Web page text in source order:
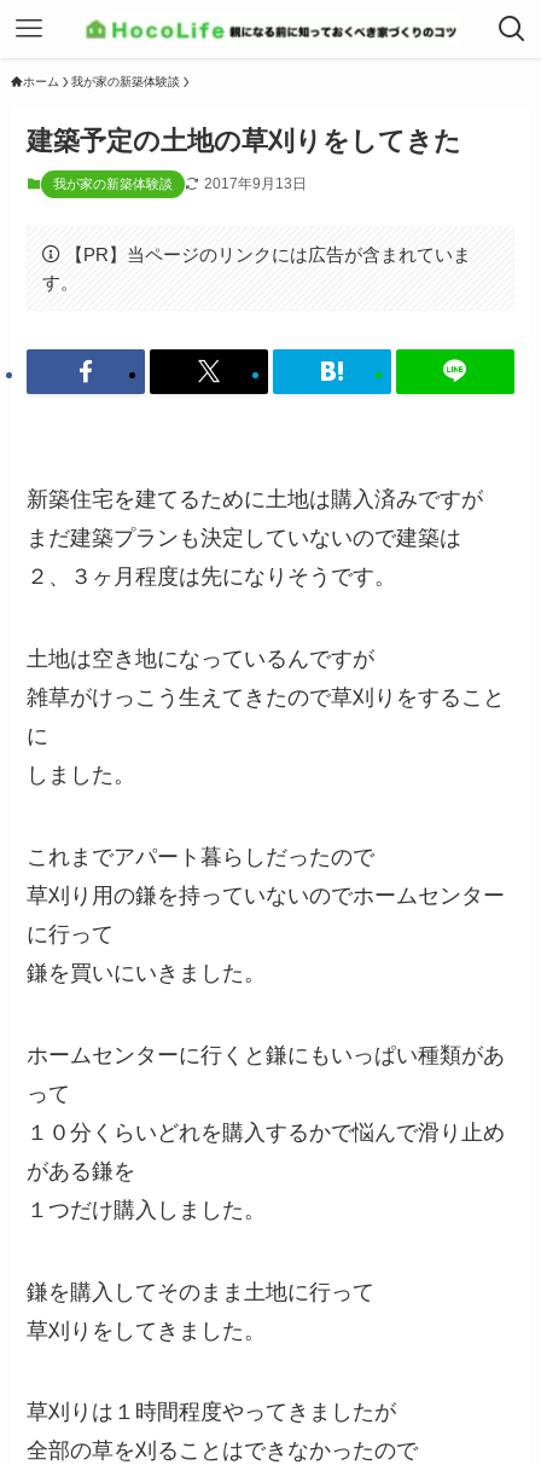
ホーム 我が家の新築体験談
建築予定の土地の草刈りをしてきた
我が家の新築体験談 2017年9月13日
【PR】当ページのリンクには広告が含まれていま
す。
新築住宅を建てるために土地は購入済みですが
まだ建築プランも決定していないので建築は
２、３ヶ月程度は先になりそうです。
土地は空き地になっているんですが
雑草がけっこう生えてきたので草刈りをすること
に
しました。
これまでアパート暮らしだったので
草刈り用の鎌を持っていないのでホームセンター
に行って
鎌を買いにいきました。
ホームセンターに行くと鎌にもいっぱい種類があ
って
１０分くらいどれを購入するかで悩んで滑り止め
がある鎌を
１つだけ購入しました。
鎌を購入してそのまま土地に行って
草刈りをしてきました。
草刈りは１時間程度やってきましたが
全部の草を刈ることはできなかったので